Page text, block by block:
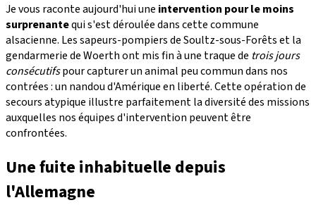
Je vous raconte aujourd'hui une intervention pour le moins
surprenantequi s'est déroulée dans cette commune
alsacienne. Les sapeurs-pompiers de Soultz-sous-Forêts et la
gendarmerie de Woerth ont mis fin à une traque de trois jours
consécutifspour capturer un animal peu commun dans nos
contrées : un nandou d'Amérique en liberté. Cette opération de
secours atypique illustre parfaitement la diversité des missions
auxquelles nos équipes d'intervention peuvent être
confrontées.
Une fuite inhabituelle depuis
l'Allemagne